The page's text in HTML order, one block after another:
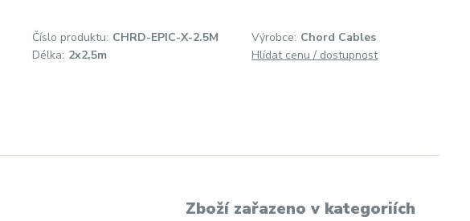
Číslo produktu: CHRD-EPIC-X-2.5M Výrobce: Chord Cables
Délka: 2x2,5m Hlídat cenu / dostupnost
Zboží zařazeno v kategoriích